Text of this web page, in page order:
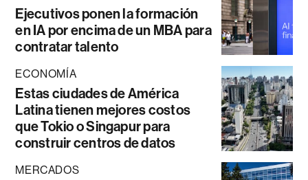
Ejecutivos ponen la formación
en IA por encima de un MBA para
contratar talento
ECONOMÍA
Estas ciudades de América
Latina tienen mejores costos
que Tokio o Singapur para
construir centros de datos
MERCADOS